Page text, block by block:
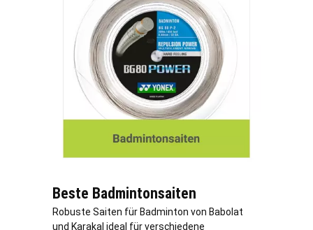
Beste Badmintonsaiten
Robuste Saiten für Badminton von Babolat
und Karakal ideal für verschiedene